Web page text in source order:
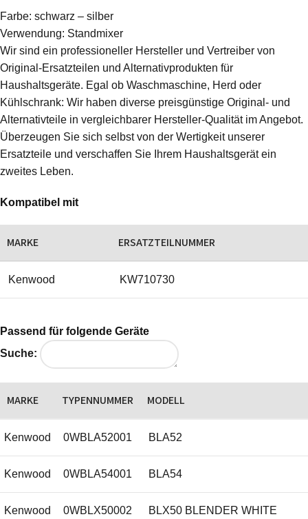
Farbe: schwarz – silber
Verwendung: Standmixer
Wir sind ein professioneller Hersteller und Vertreiber von
Original-Ersatzteilen und Alternativprodukten für
Haushaltsgeräte. Egal ob Waschmaschine, Herd oder
Kühlschrank: Wir haben diverse preisgünstige Original- und
Alternativteile in vergleichbarer Hersteller-Qualität im Angebot.
Überzeugen Sie sich selbst von der Wertigkeit unserer
Ersatzteile und verschaffen Sie Ihrem Haushaltsgerät ein
zweites Leben.
Kompatibel mit
MARKE ERSATZTEILNUMMER
Kenwood KW710730
Passend für folgende Geräte
Suche:
MARKE TYPENNUMMER MODELL
Kenwood 0WBLA52001 BLA52
Kenwood 0WBLA54001 BLA54
Kenwood 0WBLX50002 BLX50 BLENDER WHITE